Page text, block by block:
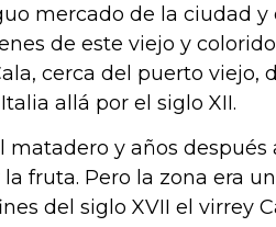
mercado de la ciudad
de este viejo y
cerca del puerto viejo,
allá por el siglo XII.
y años después
fruta. Pero la zona era
del siglo XVII el virrey